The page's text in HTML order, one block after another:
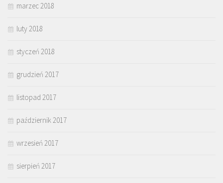
marzec 2018
luty 2018
styczeń 2018
grudzień 2017
listopad 2017
październik 2017
wrzesień 2017
sierpień 2017